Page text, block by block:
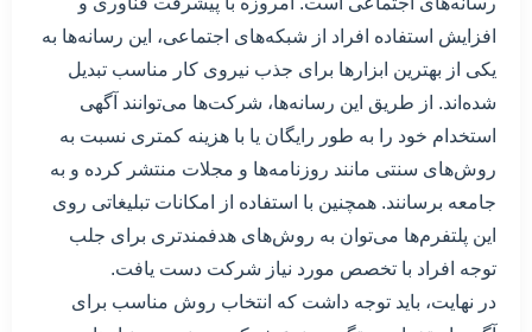
افزایش استفاده افراد از شبکه‌های اجتماعی، این رسانه‌ها به
یکی از بهترین ابزارها برای جذب نیروی کار مناسب تبدیل
شده‌اند. از طریق این رسانه‌ها، شرکت‌ها می‌توانند آگهی
استخدام خود را به طور رایگان یا با هزینه کمتری نسبت به
روش‌های سنتی مانند روزنامه‌ها و مجلات منتشر کرده و به
جامعه برسانند. همچنین با استفاده از امکانات تبلیغاتی روی
این پلتفرم‌ها می‌توان به روش‌های هدفمندتری برای جلب
توجه افراد با تخصص مورد نیاز شرکت دست یافت.
در نهایت، باید توجه داشت که انتخاب روش مناسب برای